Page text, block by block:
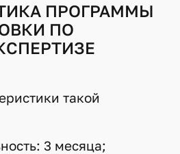
ПРОГРАММЫ
ПО
такой
3 месяца;